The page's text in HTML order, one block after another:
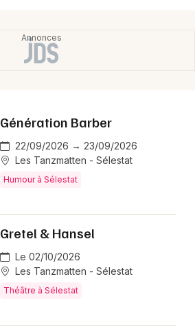
Génération Barber
22/09/2026 → 23/09/2026
Les Tanzmatten - Sélestat
Humour à Sélestat
Gretel & Hansel
Le 02/10/2026
Les Tanzmatten - Sélestat
Théâtre à Sélestat